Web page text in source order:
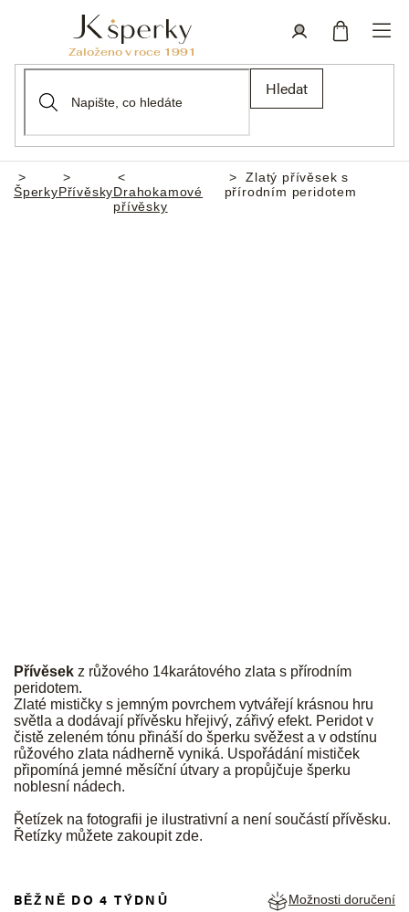
Hledat
Domů
ŠperkyPřívěskyDrahokamové
přívěsky
Zlatý přívěsek s
přírodním peridotem
Přívěsek z růžového 14karátového zlata s přírodním
peridotem.
Zlaté mističky s jemným povrchem vytvářejí krásnou hru
světla a dodávají přívěsku hřejivý, zářivý efekt. Peridot v
čistě zeleném tónu přináší do šperku svěžest a v odstínu
růžového zlata nádherně vyniká. Uspořádání mističek
připomíná jemné měsíční útvary a propůjčuje šperku
noblesní nádech.
Řetízek na fotografii je ilustrativní a není součástí přívěsku.
Řetízky můžete zakoupitzde.
BĚŽNĚ DO 4 TÝDNŮ Možnosti doručení